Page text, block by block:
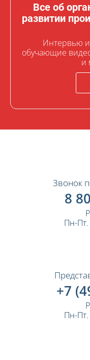
Все об
развитии
Интервью и
обучающие
и
Звонок
8
Пн-
+7
Пн-